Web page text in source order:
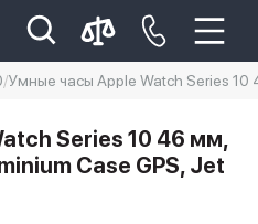
14
Умные часы Apple Watch Series
Series 10 46 мм,
Case GPS, Jet